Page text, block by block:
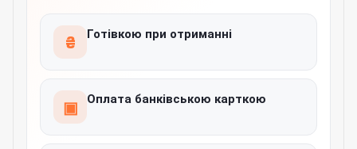
₴ Готівкою при отриманні
▣ Оплата банківською карткою